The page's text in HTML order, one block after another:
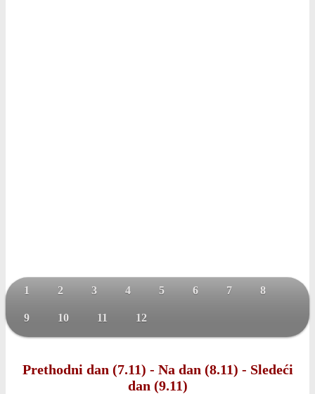
1 2 3 4 5 6 7 8
9 10 11 12
Prethodni dan (7.11) - Na dan (8.11) - Sledeći
dan (9.11)